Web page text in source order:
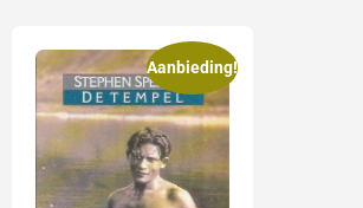
Aanbieding!